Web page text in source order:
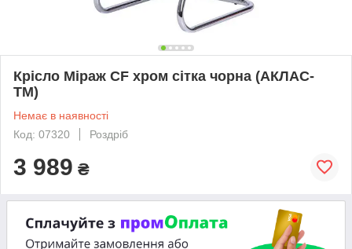
Крісло Міраж CF хром сітка чорна (АКЛАС-
ТМ)
Немає в наявності
Код: 07320
Роздріб
3 989 ₴